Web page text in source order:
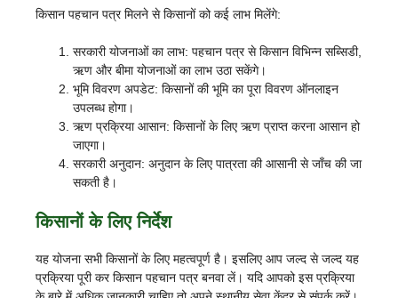
किसान पहचान पत्र मिलने से किसानों को कई लाभ मिलेंगे:
सरकारी योजनाओं का लाभ: पहचान पत्र से किसान विभिन्न सब्सिडी,
ऋण और बीमा योजनाओं का लाभ उठा सकेंगे।
भूमि विवरण अपडेट: किसानों की भूमि का पूरा विवरण ऑनलाइन
उपलब्ध होगा।
ऋण प्रक्रिया आसान: किसानों के लिए ऋण प्राप्त करना आसान हो
जाएगा।
सरकारी अनुदान: अनुदान के लिए पात्रता की आसानी से जाँच की जा
सकती है।
किसानों के लिए निर्देश
यह योजना सभी किसानों के लिए महत्वपूर्ण है। इसलिए आप जल्द से जल्द यह
प्रक्रिया पूरी कर किसान पहचान पत्र बनवा लें। यदि आपको इस प्रक्रिया